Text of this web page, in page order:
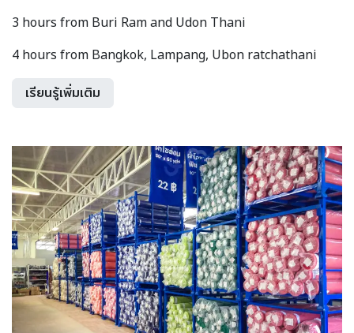
3 hours from Buri Ram and Udon Thani
4 hours from Bangkok, Lampang, Ubon ratchathani
เรียนรู้เพิ่มเติม